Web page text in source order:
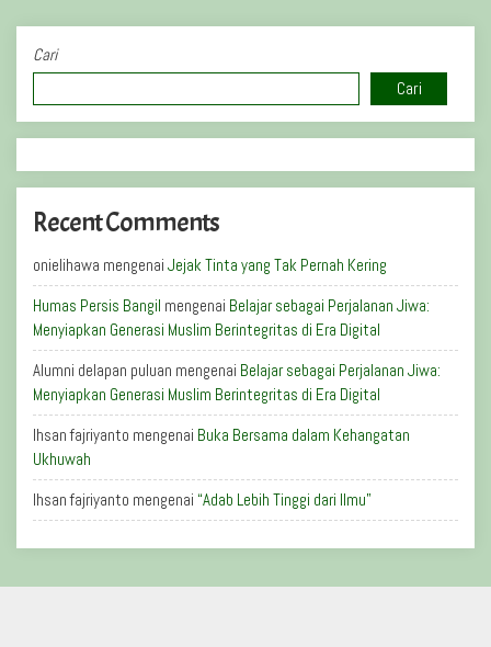
Cari
Cari
Recent Comments
onielihawa mengenai Jejak Tinta yang Tak Pernah Kering
Humas Persis Bangil mengenai Belajar sebagai Perjalanan Jiwa:
Menyiapkan Generasi Muslim Berintegritas di Era Digital
Alumni delapan puluan mengenai Belajar sebagai Perjalanan Jiwa:
Menyiapkan Generasi Muslim Berintegritas di Era Digital
Ihsan fajriyanto mengenai Buka Bersama dalam Kehangatan
Ukhuwah
Ihsan fajriyanto mengenai “Adab Lebih Tinggi dari Ilmu”